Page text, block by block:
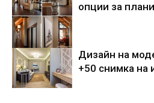
опции за
Дизайн на
+50 снимка на